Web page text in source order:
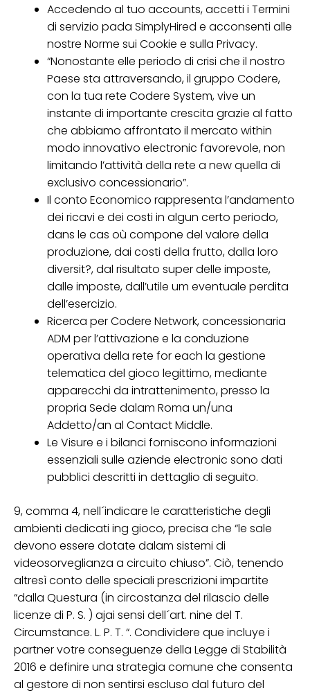
Accedendo al tuo accounts, accetti i Termini
di servizio pada SimplyHired e acconsenti alle
nostre Norme sui Cookie e sulla Privacy.
“Nonostante elle periodo di crisi che il nostro
Paese sta attraversando, il gruppo Codere,
con la tua rete Codere System, vive un
instante di importante crescita grazie al fatto
che abbiamo affrontato il mercato within
modo innovativo electronic favorevole, non
limitando l’attività della rete a new quella di
exclusivo concessionario”.
Il conto Economico rappresenta l’andamento
dei ricavi e dei costi in algun certo periodo,
dans le cas où compone del valore della
produzione, dai costi della frutto, dalla loro
diversit?, dal risultato super delle imposte,
dalle imposte, dall’utile um eventuale perdita
dell’esercizio.
Ricerca per Codere Network, concessionaria
ADM per l’attivazione e la conduzione
operativa della rete for each la gestione
telematica del gioco legittimo, mediante
apparecchi da intrattenimento, presso la
propria Sede dalam Roma un/una
Addetto/an al Contact Middle.
Le Visure e i bilanci forniscono informazioni
essenziali sulle aziende electronic sono dati
pubblici descritti in dettaglio di seguito.
9, comma 4, nell´indicare le caratteristiche degli
ambienti dedicati ing gioco, precisa che “le sale
devono essere dotate dalam sistemi di
videosorveglianza a circuito chiuso”. Ciò, tenendo
altresì conto delle speciali prescrizioni impartite
“dalla Questura (in circostanza del rilascio delle
licenze di P. S. ) ajai sensi dell´art. nine del T.
Circumstance. L. P. T. “. Condividere que incluye i
partner votre conseguenze della Legge di Stabilità
2016 e definire una strategia comune che consenta
al gestore di non sentirsi escluso dal futuro del